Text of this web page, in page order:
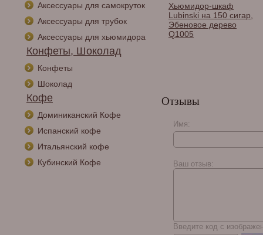
Аксессуары для самокруток
Аксессуары для трубок
Аксессуары для хьюмидора
Конфеты, Шоколад
Конфеты
Шоколад
Кофе
Доминиканский Кофе
Испанский кофе
Итальянский кофе
Кубинский Кофе
Хьюмидор Lubinski на
дерево Q243
Хьюмидор-шкаф
Lubinski на 150 сигар,
Эбеновое дерево
Q1005
Отзывы
Имя:
Ваш отзыв:
Введите код с